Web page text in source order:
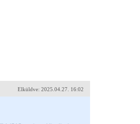
Elküldve: 2025.04.27. 16:02